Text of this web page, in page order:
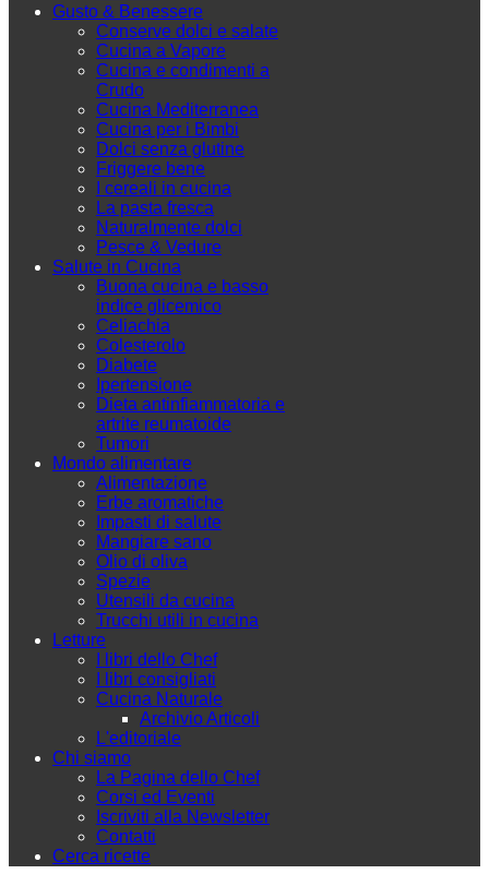
Gusto & Benessere
Conserve dolci e salate
Cucina a Vapore
Cucina e condimenti a
Crudo
Cucina Mediterranea
Cucina per i Bimbi
Dolci senza glutine
Friggere bene
I cereali in cucina
La pasta fresca
Naturalmente dolci
Pesce & Vedure
Salute in Cucina
Buona cucina e basso
indice glicemico
Celiachia
Colesterolo
Diabete
Ipertensione
Dieta antinfiammatoria e
artrite reumatoide
Tumori
Mondo alimentare
Alimentazione
Erbe aromatiche
Impasti di salute
Mangiare sano
Olio di oliva
Spezie
Utensili da cucina
Trucchi utili in cucina
Letture
I libri dello Chef
I libri consigliati
Cucina Naturale
Archivio Articoli
L'editoriale
Chi siamo
La Pagina dello Chef
Corsi ed Eventi
Iscriviti alla Newsletter
Contatti
Cerca ricette